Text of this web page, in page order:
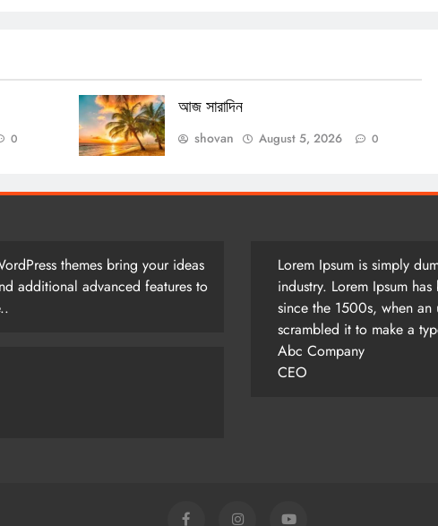
0
আজ সারাদিন
shovan August 5, 2026 0
themes bring your ideas
additional advanced features to
Lorem Ipsum is simply
industry. Lorem Ipsum
since the 1500s, when
scrambled it to make a
Abc Company
CEO